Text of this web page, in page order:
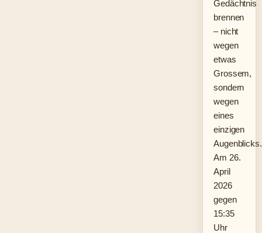
Gedächtnis
brennen
– nicht
wegen
etwas
Grossem,
sondern
wegen
eines
einzigen
Augenblicks.
Am 26.
April
2026
gegen
15:35
Uhr